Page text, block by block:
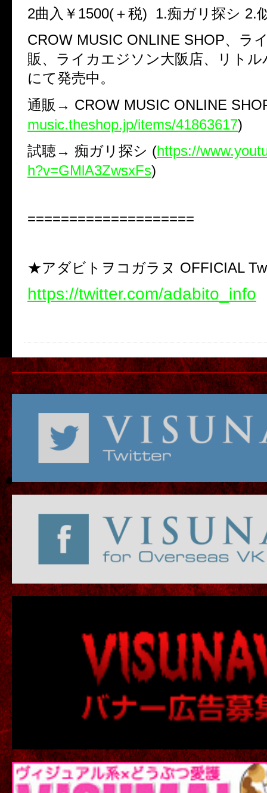
2曲入￥1500(＋税) 1.痴ガリ探シ 2.
CROW MUSIC ONLINE SHOP、ラ
販、ライカエジソン大阪店、リトル
にて発売中。
通販→ CROW MUSIC ONLINE
music.theshop.jp/items/41863617)
試聴→ 痴ガリ探シ (https://
h?v=GMlA3ZwsxFs)
====================
★アダビトヲコガラヌ OFFICIAL
https://twitter.com/adabito_info